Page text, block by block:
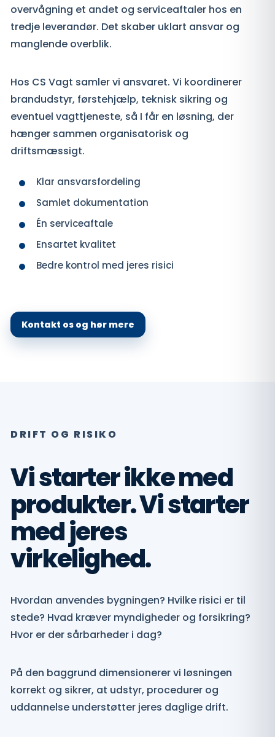
overvågning et andet og serviceaftaler hos en
tredje leverandør. Det skaber uklart ansvar og
manglende overblik.
Hos CS Vagt samler vi ansvaret. Vi koordinerer
brandudstyr, førstehjælp, teknisk sikring og
eventuel vagttjeneste, så I får en løsning, der
hænger sammen organisatorisk og
driftsmæssigt.
Klar ansvarsfordeling
Samlet dokumentation
Én serviceaftale
Ensartet kvalitet
Bedre kontrol med jeres risici
Kontakt os og hør mere
DRIFT OG RISIKO
Vi starter ikke med
produkter. Vi starter
med jeres
virkelighed.
Hvordan anvendes bygningen? Hvilke risici er til
stede? Hvad kræver myndigheder og forsikring?
Hvor er der sårbarheder i dag?
På den baggrund dimensionerer vi løsningen
korrekt og sikrer, at udstyr, procedurer og
uddannelse understøtter jeres daglige drift.